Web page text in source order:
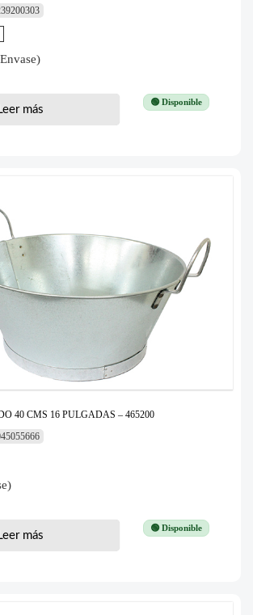
🟢 Disponible
Leer más
40 CMS 16 PULGADAS – 465200
🟢 Disponible
Leer más